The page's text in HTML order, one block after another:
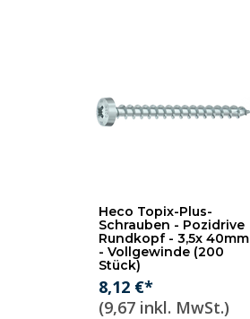
Heco Topix-Plus-
Schrauben - Pozidrive
Rundkopf - 3,5x 40mm
- Vollgewinde (200
Stück)
8,12 €*
(9,67 inkl. MwSt.)